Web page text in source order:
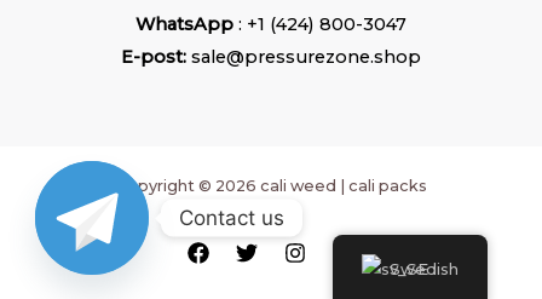
WhatsApp : +1 (424) 800-3047
E-post: sale@pressurezone.shop
Copyright © 2026 cali weed | cali packs
Swedish
Contact us